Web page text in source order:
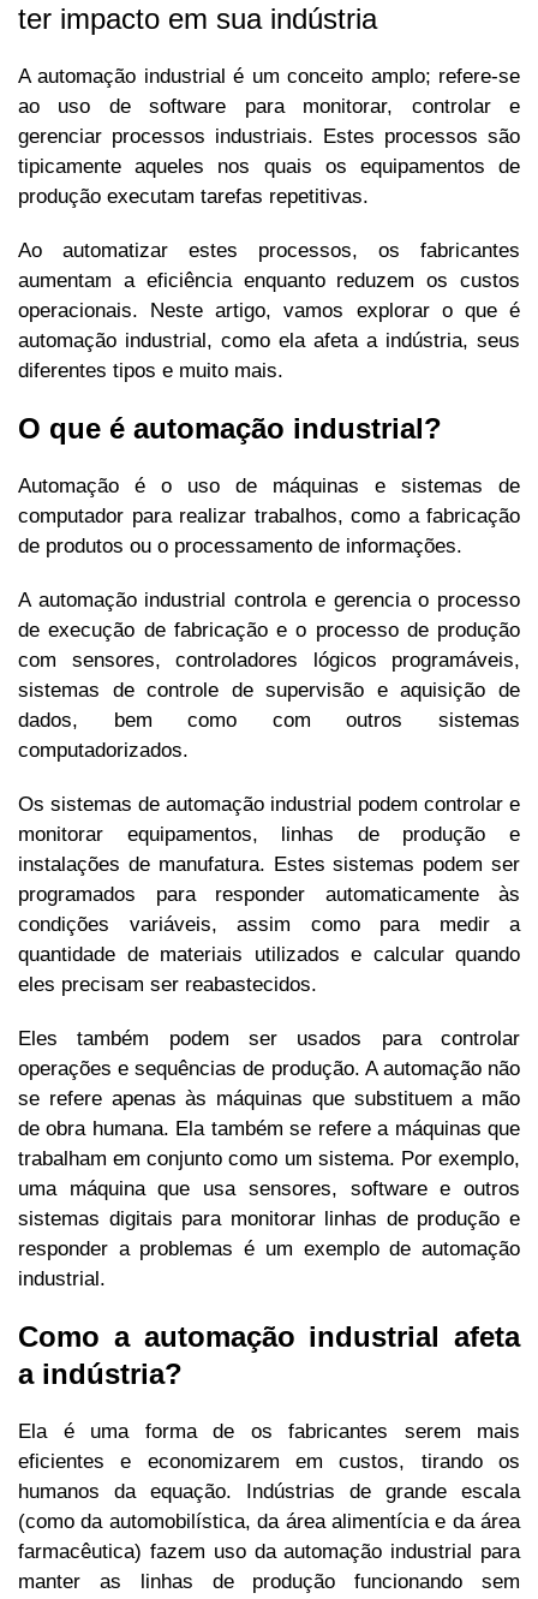
ter impacto em sua indústria
A automação industrial é um conceito amplo; refere-se
ao uso de software para monitorar, controlar e
gerenciar processos industriais. Estes processos são
tipicamente aqueles nos quais os equipamentos de
produção executam tarefas repetitivas.
Ao automatizar estes processos, os fabricantes
aumentam a eficiência enquanto reduzem os custos
operacionais. Neste artigo, vamos explorar o que é
automação industrial, como ela afeta a indústria, seus
diferentes tipos e muito mais.
O que é automação industrial?
Automação é o uso de máquinas e sistemas de
computador para realizar trabalhos, como a fabricação
de produtos ou o processamento de informações.
A automação industrial controla e gerencia o processo
de execução de fabricação e o processo de produção
com sensores, controladores lógicos programáveis,
sistemas de controle de supervisão e aquisição de
dados, bem como com outros sistemas
computadorizados.
Os sistemas de automação industrial podem controlar e
monitorar equipamentos, linhas de produção e
instalações de manufatura. Estes sistemas podem ser
programados para responder automaticamente às
condições variáveis, assim como para medir a
quantidade de materiais utilizados e calcular quando
eles precisam ser reabastecidos.
Eles também podem ser usados para controlar
operações e sequências de produção. A automação não
se refere apenas às máquinas que substituem a mão
de obra humana. Ela também se refere a máquinas que
trabalham em conjunto como um sistema. Por exemplo,
uma máquina que usa sensores, software e outros
sistemas digitais para monitorar linhas de produção e
responder a problemas é um exemplo de automação
industrial.
Como a automação industrial afeta
a indústria?
Ela é uma forma de os fabricantes serem mais
eficientes e economizarem em custos, tirando os
humanos da equação. Indústrias de grande escala
(como da automobilística, da área alimentícia e da área
farmacêutica) fazem uso da automação industrial para
manter as linhas de produção funcionando sem